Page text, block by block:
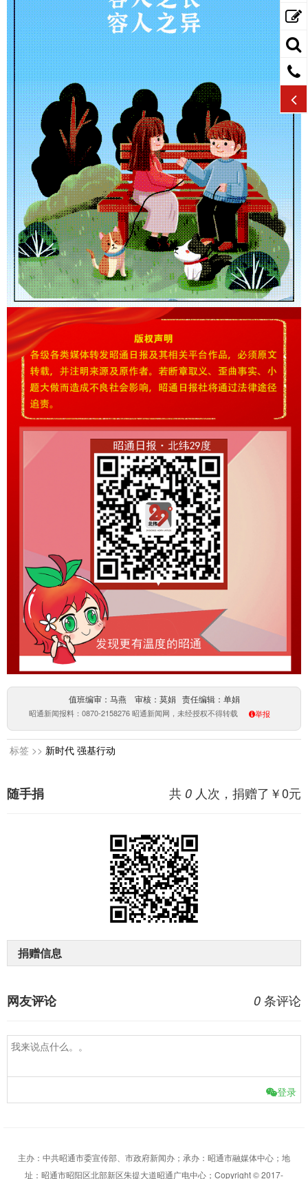
值班编审：马燕 审核：莫娟 责任编辑：单娟
昭通新闻报料：0870-2158276 昭通新闻网，未经授权不得转载 举报
标签 >> 新时代 强基行动
共 0 人次，捐赠了￥0元
随手捐
捐赠信息
0 条评论
网友评论
登录
主办：中共昭通市委宣传部、市政府新闻办；承办：昭通市融媒体中心；地
址：昭通市昭阳区北部新区朱提大道昭通广电中心；Copyright © 2017-